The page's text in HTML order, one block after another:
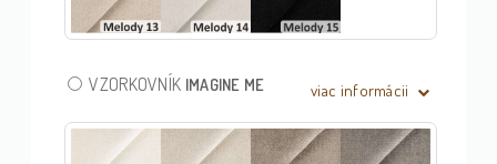
VZORKOVNÍK IMAGINE ME viac informácii